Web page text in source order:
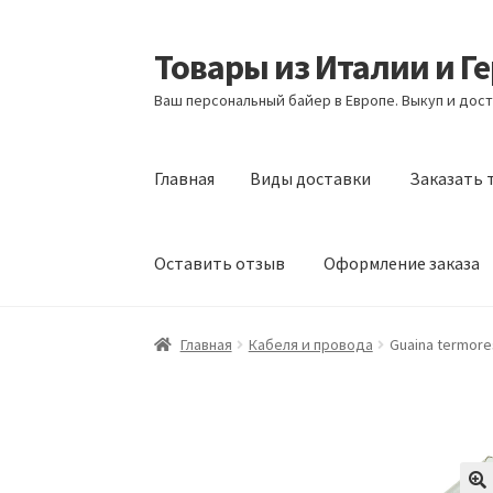
Перейти
к
навигации
Перейти
к
содержимому
Товары из Италии и
Ваш персональный байер в Европе. Выкуп и
Главная Виды доставки Заказать
Оставить отзыв Оформление заказа
Главная Виды доставки Заказать товары
Главная Кабеля и провода Guaina